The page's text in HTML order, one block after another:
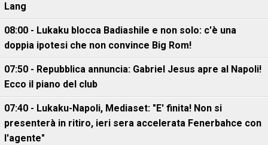
Lang
08:00 - Lukaku blocca Badiashile e non solo: c'è una
doppia ipotesi che non convince Big Rom!
07:50 - Repubblica annuncia: Gabriel Jesus apre al Napoli!
Ecco il piano del club
07:40 - Lukaku-Napoli, Mediaset: "E' finita! Non si
presenterà in ritiro, ieri sera accelerata Fenerbahce con
l'agente"